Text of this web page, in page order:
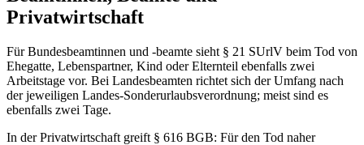
Privatwirtschaft
Für Bundesbeamtinnen und -beamte sieht § 21 SUrlV beim Tod von
Ehegatte, Lebenspartner, Kind oder Elternteil ebenfalls zwei
Arbeitstage vor. Bei Landesbeamten richtet sich der Umfang nach
der jeweiligen Landes-Sonderurlaubsverordnung; meist sind es
ebenfalls zwei Tage.
In der Privatwirtschaft greift § 616 BGB: Für den Tod naher